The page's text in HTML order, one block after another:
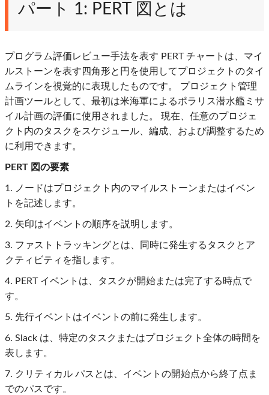
パート 1: PERT 図とは
プログラム評価レビュー手法を表す PERT チャートは、マイ
ルストーンを表す四角形と円を使用してプロジェクトのタイ
ムラインを視覚的に表現したものです。 プロジェクト管理
計画ツールとして、最初は米海軍によるポラリス潜水艦ミサ
イル計画の評価に使用されました。 現在、任意のプロジェ
クト内のタスクをスケジュール、編成、および調整するため
に利用できます。
PERT 図の要素
1. ノードはプロジェクト内のマイルストーンまたはイベン
トを記述します。
2. 矢印はイベントの順序を説明します。
3. ファストトラッキングとは、同時に発生するタスクとア
クティビティを指します。
4. PERT イベントは、タスクが開始または完了する時点で
す。
5. 先行イベントはイベントの前に発生します。
6. Slack は、特定のタスクまたはプロジェクト全体の時間を
表します。
7. クリティカル パスとは、イベントの開始点から終了点ま
でのパスです。